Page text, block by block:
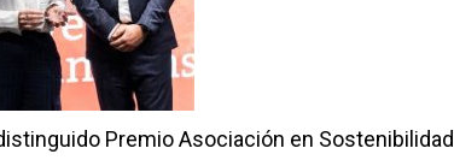
Premio Asociación en Sostenibilidad